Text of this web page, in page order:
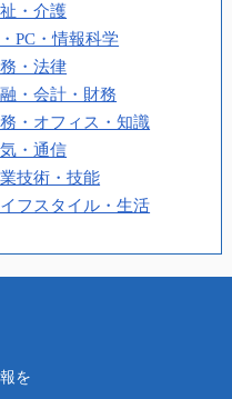
・介護
PC・情報科学
・法律
・会計・財務
・オフィス・知識
・通信
技術・技能
フスタイル・生活
を